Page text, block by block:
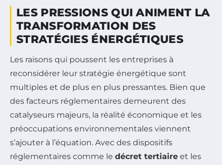
LES PRESSIONS QUI ANIMENT LA
TRANSFORMATION DES
STRATÉGIES ÉNERGÉTIQUES
Les raisons qui poussent les entreprises à
reconsidérer leur stratégie énergétique sont
multiples et de plus en plus pressantes. Bien que
des facteurs réglementaires demeurent des
catalyseurs majeurs, la réalité économique et les
préoccupations environnementales viennent
s’ajouter à l’équation. Avec des dispositifs
réglementaires comme le décret tertiaire et les